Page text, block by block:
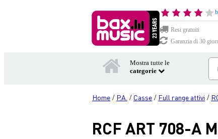
Resi gratuiti
Garanzia di 30
Mostra tutte le
categorie
Home / P.A. / Casse / Full range attivi /
RCF ART 708-A